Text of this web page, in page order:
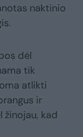
naktinio
dėl
tik
atlikti
ir
kad